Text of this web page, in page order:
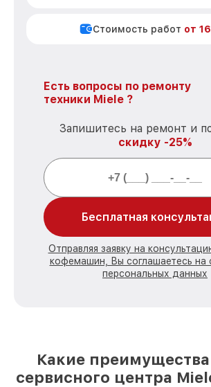
Стоимость работ от
Есть вопросы по ремонту
техники Miele ?
Запишитесь на ремонт и
скидку -25%
Бесплатная
Отправляя заявку на
кофемашин, Вы соглашаетесь на
персональных данных
Какие
сервисного центра